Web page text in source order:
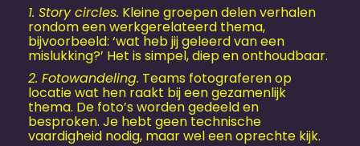
1. Story circles. Kleine groepen delen verhalen
rondom een werkgerelateerd thema,
bijvoorbeeld: ‘wat heb jij geleerd van een
mislukking?’ Het is simpel, diep en onthoudbaar.
2. Fotowandeling. Teams fotograferen op
locatie wat hen raakt bij een gezamenlijk
thema. De foto’s worden gedeeld en
besproken. Je hebt geen technische
vaardigheid nodig, maar wel een oprechte kijk.